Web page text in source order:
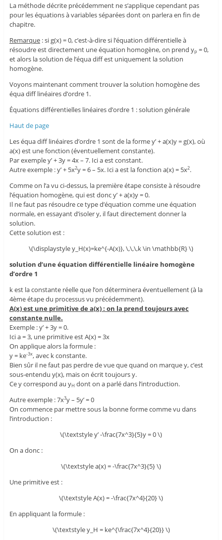
La méthode décrite précédemment ne s’applique cependant pas
pour les équations à variables séparées dont on parlera en fin de
chapitre.
Remarque: si g(x) = 0, c’est-à-dire si l’équation différentielle à
résoudre est directement une équation homogène, on prend yp = 0,
et alors la solution de l’équa diff est uniquement la solution
homogène.
Voyons maintenant comment trouver la solution homogène des
équa diff linéaires d’ordre 1.
Équations différentielles linéaires d’ordre 1 : solution générale
Haut de page
Les équa diff linéaires d’ordre 1 sont de la forme y’ + a(x)y = g(x), où
a(x) est une fonction (éventuellement constante).
Par exemple y’ + 3y = 4x – 7. Ici a est constant.
Autre exemple : y’ + 5x2y = 6 – 5x. Ici a est la fonction a(x) = 5x2.
Comme on l’a vu ci-dessus, la première étape consiste à résoudre
l’équation homogène, qui est donc y’ + a(x)y = 0.
Il ne faut pas résoudre ce type d’équation comme une équation
normale, en essayant d’isoler y, il faut directement donner la
solution.
Cette solution est :
\(\displaystyle y_H(x)=ke^{-A(x)}, \,\,\,k \in \mathbb{R} \)
solution d’une équation différentielle linéaire homogène
d’ordre 1
k est la constante réelle que l’on déterminera éventuellement (à la
4ème étape du processus vu précédemment).
A(x) est une primitive de a(x) : on la prend toujours avec
constante nulle.
Exemple : y’ + 3y = 0.
Ici a = 3, une primitive est A(x) = 3x
On applique alors la formule :
y = ke-3x, avec k constante.
Bien sûr il ne faut pas perdre de vue que quand on marque y, c’est
sous-entendu y(x), mais on écrit toujours y.
Ce y correspond au yH dont on a parlé dans l’introduction.
Autre exemple : 7x3y – 5y’ = 0
On commence par mettre sous la bonne forme comme vu dans
l’introduction :
\(\textstyle y’ -\frac{7x^3}{5}y = 0 \)
On a donc :
\(\textstyle a(x) = -\frac{7x^3}{5} \)
Une primitive est :
\(\textstyle A(x) = -\frac{7x^4}{20} \)
En appliquant la formule :
\(\textstyle y_H = ke^{\frac{7x^4}{20}} \)